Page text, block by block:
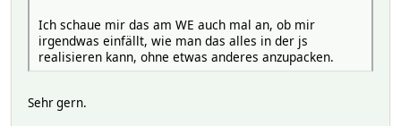
Ich schaue mir das am WE auch mal an, ob mir
irgendwas einfällt, wie man das alles in der js
realisieren kann, ohne etwas anderes anzupacken.
Sehr gern.